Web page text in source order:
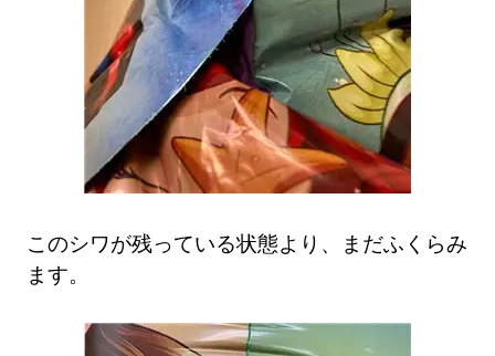
このシワが残っている状態より、まだふくらみ
ます。